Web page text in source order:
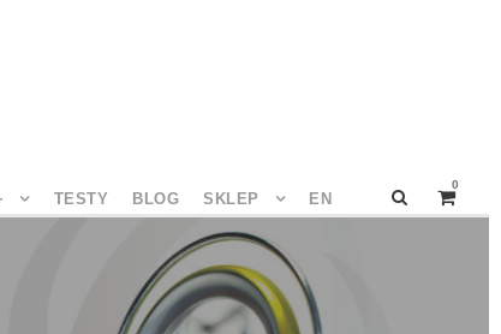
TESTY BLOG SKLEP EN
0